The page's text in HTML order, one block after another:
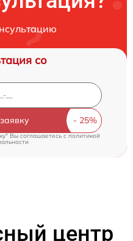
со
Вы соглашаетесь cполитикой
центр